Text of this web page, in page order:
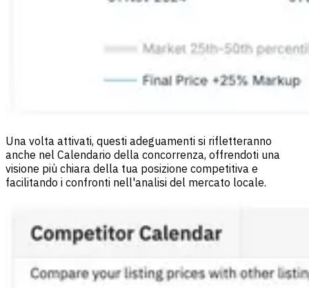
Una volta attivati, questi adeguamenti si rifletteranno
anche nel Calendario della concorrenza, offrendoti una
visione più chiara della tua posizione competitiva e
facilitando i confronti nell'analisi del mercato locale.